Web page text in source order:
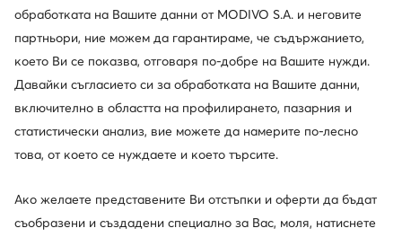
Ботуши · Черен
113,99€
Ботуши · Кафяв · 9 cm
136,99€
обработката на Вашите данни от MODIVO S.A. и неговите
партньори, ние можем да гарантираме, че съдържанието,
което Ви се показва, отговаря по-добре на Вашите нужди.
Давайки съгласието си за обработката на Вашите данни,
включително в областта на профилирането, пазарния и
статистически анализ, вие можете да намерите по-лесно
това, от което се нуждаете и което търсите.
Ако желаете представените Ви отстъпки и оферти да бъдат
съобразени и създадени специално за Вас, моля, натиснете